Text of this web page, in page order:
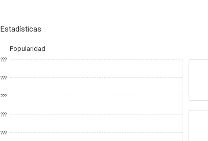
Estadísticas
Popularidad
???
???
???
???
???